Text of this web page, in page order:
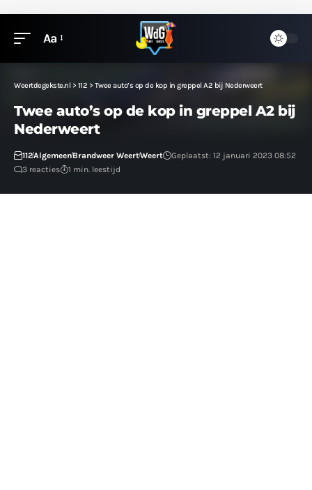
Aa
Weertdegekste.nl> 112 > Twee auto’s op de kop in greppel A2 bij Nederweert
Twee auto’s op de kop in greppel A2 bij
Nederweert
112AlgemeenBrandweer WeertWeert
Geplaatst: 12 januari 2023 08:52
3 reacties
1 min. leestijd